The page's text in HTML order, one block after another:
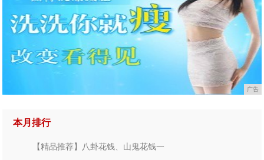
广告
本月排行
【精品推荐】八卦花钱、山鬼花钱一